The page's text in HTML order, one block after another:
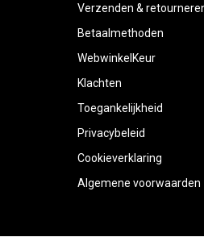
Verzenden &
Betaalmethoden
WebwinkelKeur
Klachten
Toegankelijkheid
Privacybeleid
Cookieverklaring
Algemene voorwaarden